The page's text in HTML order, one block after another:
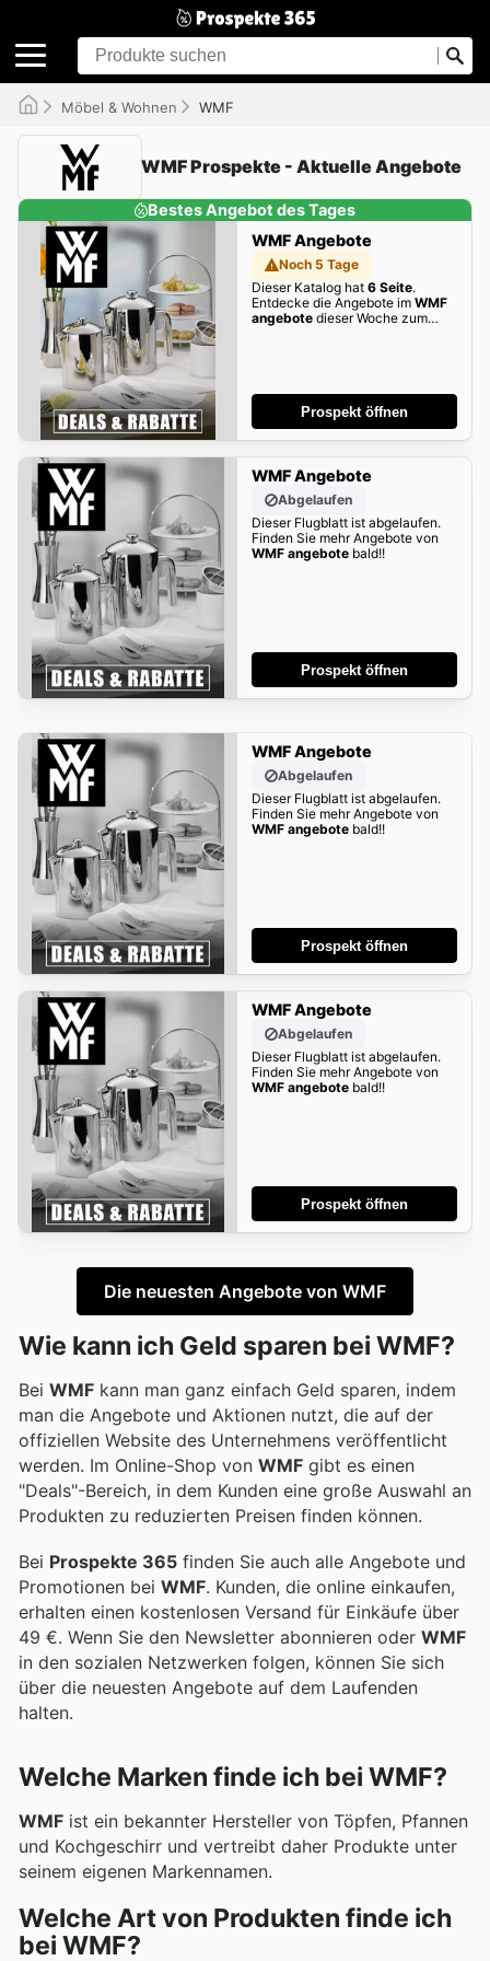
Möbel & Wohnen WMF
WMF Prospekte - Aktuelle Angebote
Bestes Angebot des Tages
WMF Angebote
Noch 5 Tage
Dieser Katalog hat 6 Seite.
Entdecke die Angebote im WMF
angebotedieser Woche zum
Prospekt öffnen
WMF Angebote
Abgelaufen
Dieser Flugblatt ist abgelaufen.
Finden Sie mehr Angebote von
WMF angebotebald!!
Prospekt öffnen
WMF Angebote
Abgelaufen
Dieser Flugblatt ist abgelaufen.
Finden Sie mehr Angebote von
WMF angebotebald!!
Prospekt öffnen
WMF Angebote
Abgelaufen
Dieser Flugblatt ist abgelaufen.
Finden Sie mehr Angebote von
WMF angebotebald!!
Prospekt öffnen
Die neuesten Angebote von WMF
Wie kann ich Geld sparen bei WMF?
Bei WMF kann man ganz einfach Geld sparen, indem
man die Angebote und Aktionen nutzt, die auf der
offiziellen Website des Unternehmens veröffentlicht
werden. Im Online-Shop von WMF gibt es einen
"Deals"-Bereich, in dem Kunden eine große Auswahl an
Produkten zu reduzierten Preisen finden können.
Bei Prospekte 365 finden Sie auch alle Angebote und
Promotionen bei WMF. Kunden, die online einkaufen,
erhalten einen kostenlosen Versand für Einkäufe über
49 €. Wenn Sie den Newsletter abonnieren oder WMF
in den sozialen Netzwerken folgen, können Sie sich
über die neuesten Angebote auf dem Laufenden
halten.
Welche Marken finde ich bei WMF?
WMF ist ein bekannter Hersteller von Töpfen, Pfannen
und Kochgeschirr und vertreibt daher Produkte unter
seinem eigenen Markennamen.
Welche Art von Produkten finde ich
bei WMF?